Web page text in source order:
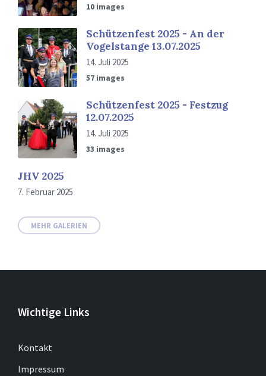
10 images
Schützenfest 2025 - An der
Vogelstange 13.07.2025
14. Juli 2025
57 images
Schützenfest 2025 - Festzug
12.07.2025
14. Juli 2025
33 images
JHV 2025
7. Februar 2025
MEHR GALERIEN
Wichtige Links
Kontakt
Impressum